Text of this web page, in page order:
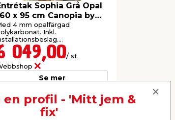
Sophia Grå Opal
x 95 cm Canopia by
4 mm opalfärgad
Inkl.
049,00/ st.
Se mer
en profil - 'Mitt jem &
fix'